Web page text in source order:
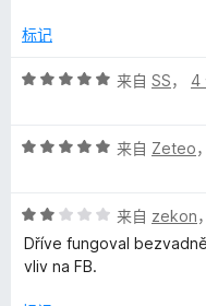
标记
评
/
来自 SS， 4
评
/
5
来自 Zeteo，
评
分
2
来自 zekon
Dříve fungoval
vliv na FB.